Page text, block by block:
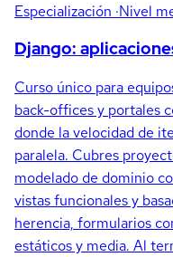
Especialización ·Nivel
Django:
Curso único para
back-offices y portales
donde la velocidad de
paralela. Cubres
modelado de dominio
vistas funcionales y
herencia, formularios
estáticos y media. Al